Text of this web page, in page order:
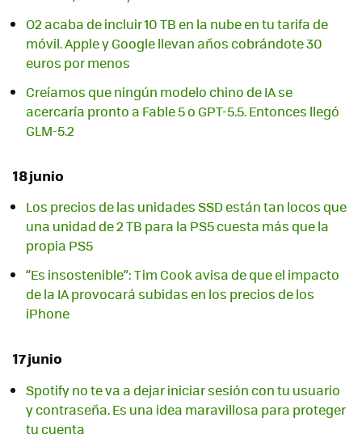
O2 acaba de incluir 10 TB en la nube en tu tarifa de
móvil. Apple y Google llevan años cobrándote 30
euros por menos
Creíamos que ningún modelo chino de IA se
acercaría pronto a Fable 5 o GPT-5.5. Entonces llegó
GLM-5.2
18 junio
Los precios de las unidades SSD están tan locos que
una unidad de 2 TB para la PS5 cuesta más que la
propia PS5
“Es insostenible”: Tim Cook avisa de que el impacto
de la IA provocará subidas en los precios de los
iPhone
17 junio
Spotify no te va a dejar iniciar sesión con tu usuario
y contraseña. Es una idea maravillosa para proteger
tu cuenta